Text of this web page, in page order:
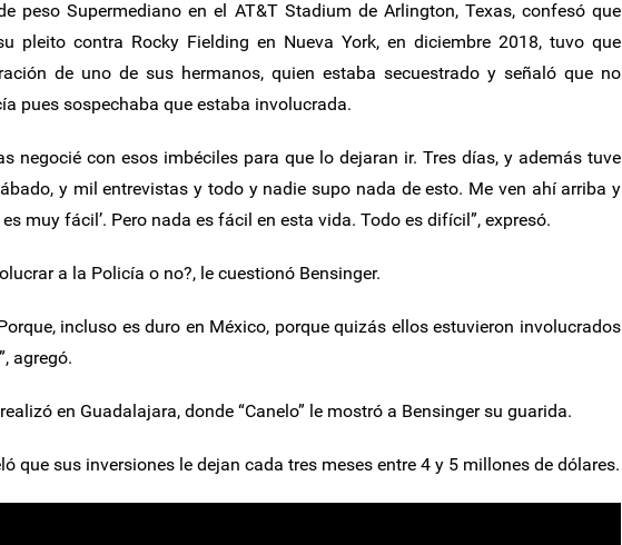
peso Supermediano en el AT&T Stadium de Arlington, Texas, confesó que
pleito contra Rocky Fielding en Nueva York, en diciembre 2018, tuvo que
de uno de sus hermanos, quien estaba secuestrado y señaló que no
pues sospechaba que estaba involucrada.
negocié con esos imbéciles para que lo dejaran ir. Tres días, y además tuve
y mil entrevistas y todo y nadie supo nada de esto. Me ven ahí arriba y
es muy fácil’. Pero nada es fácil en esta vida. Todo es difícil”, expresó.
a la Policía o no?, le cuestionó Bensinger.
incluso es duro en México, porque quizás ellos estuvieron involucrados
agregó.
en Guadalajara, donde “Canelo” le mostró a Bensinger su guarida.
que sus inversiones le dejan cada tres meses entre 4 y 5 millones de dólares.